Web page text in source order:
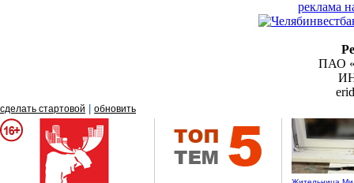
реклама
ПАО
сделать стартовой обновить